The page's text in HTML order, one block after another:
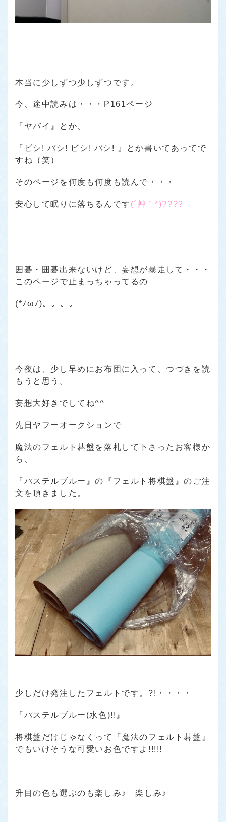
本当に少しずつ少しずつです。
今、途中読みは・・・P161ページ
『ヤバイ』とか、
『ビシ! バシ! ビシ! バシ! 』とか書いてあってで
すね（笑）
そのページを何度も何度も読んで・・・
安心して眠りに落ちるんです (´艸｀*)????
囲碁・囲碁出来ないけど、妄想が暴走して・・・
このページで止まっちゃってるの
(*ﾉωﾉ)。。。。
今夜は、少し早めにお布団に入って、つづきを読
もうと思う。
妄想大好きでしてね^^
先日ヤフーオークションで
魔法のフェルト碁盤を落札して下さったお客様か
ら、
『パステルブルー』の『フェルト将棋盤』のご注
文を頂きました。
少しだけ発注したフェルトです。?!・・・・
『パステルブルー(水色)!!』
将棋盤だけじゃなくって『魔法のフェルト碁盤』
でもいけそうな可愛いお色ですよ!!!!!
升目の色も選ぶのも楽しみ♪ 楽しみ♪